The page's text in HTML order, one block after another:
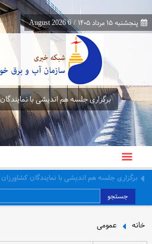
پنجشنبه ۱۵ مرداد ۱۴۰۵ /
6 August 2026
برگزاری جلسه هم اندیشی با نمایندگان
معاون برنامه‌ریزی و اقتصادی وزارت نیرو از
جستجو
خانه عمومی